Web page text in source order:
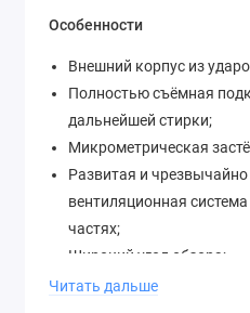
Особенности
Внешний корпус из
Полностью съёмная
дальнейшей стирки;
Микрометрическая
Развитая и
вентиляционная
частях;
Широкий угол обзора;
Размерный ряд от XS до
Читать дальше